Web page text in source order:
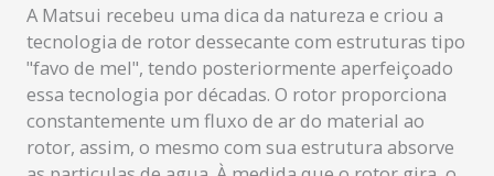
A Matsui recebeu uma dica da natureza e criou a
tecnologia de rotor dessecante com estruturas tipo
"favo de mel", tendo posteriormente aperfeiçoado
essa tecnologia por décadas. O rotor proporciona
constantemente um fluxo de ar do material ao
rotor, assim, o mesmo com sua estrutura absorve